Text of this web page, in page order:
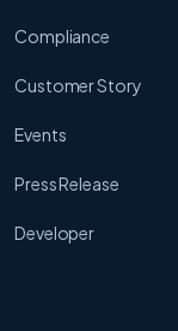
Compliance
Customer Story
Events
Press Release
Developer